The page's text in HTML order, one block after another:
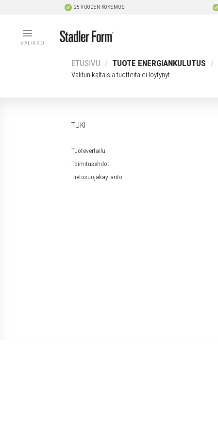
25 VUODEN KOKEMUS
VALIKKO
ETUSIVU / TUOTE ENERGIANKULUTUS /
Valitun kaltaisia tuotteita ei löytynyt.
TUKI
Tuotevertailu
Toimitusehdot
Tietosuojakäytäntö